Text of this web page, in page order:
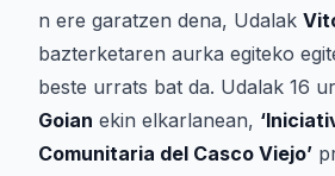
n ere garatzen dena, Udalak
bazterketaren aurka egiteko
beste urrats bat da. Udalak 16
Goian ekin elkarlanean,
Comunitaria del Casco Viejo’